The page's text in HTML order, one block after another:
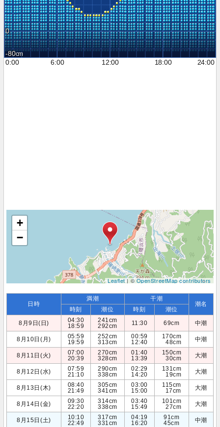
0
-80
0:00
6:00 12:00 18:00 24:00
+
−
Leaflet| ©OpenStreetMap contributors
日時
満潮 干潮
潮名
時刻 潮位 時刻
潮位
8月9日(日)
04:30
18:59
241cm
292cm
11:30 69cm 中潮
8月10日(月)
05:59
19:59
252cm
313cm
00:59
12:40
170cm
48cm
中潮
8月11日(火)
07:00
20:39
270cm
328cm
01:40
13:39
150cm
30cm
大潮
8月12日(水)
07:59
21:10
290cm
338cm
02:29
14:20
131cm
19cm
大潮
8月13日(木)
08:40
21:49
305cm
341cm
03:00
15:00
115cm
17cm
大潮
8月14日(金)
09:30
22:20
314cm
338cm
03:40
15:49
101cm
27cm
大潮
8月15日(土)
10:10
22:49
317cm
331cm
04:19
16:20
91cm
45cm
中潮